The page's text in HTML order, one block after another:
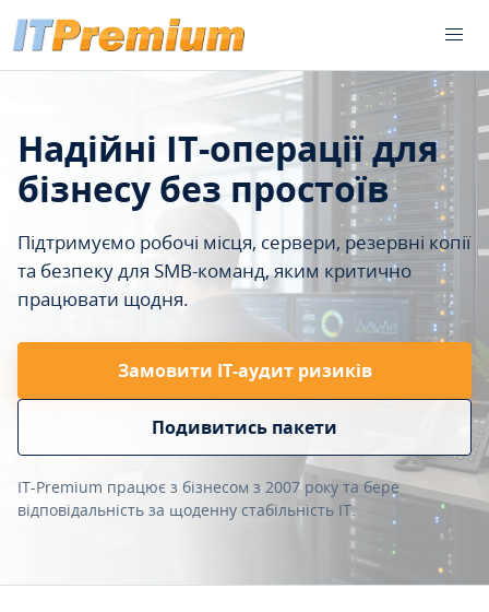
Надійні IT-операції для
бізнесу без простоїв
Підтримуємо робочі місця, сервери, резервні копії
та безпеку для SMB-команд, яким критично
працювати щодня.
Замовити ІТ-аудит ризиків
Подивитись пакети
IT-Premium працює з бізнесом з 2007 року та бере
відповідальність за щоденну стабільність IT.